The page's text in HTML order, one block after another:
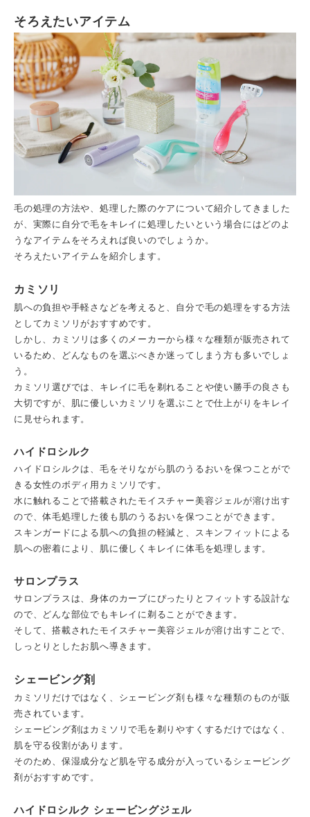
そろえたいアイテム
毛の処理の方法や、処理した際のケアについて紹介してきました
が、実際に自分で毛をキレイに処理したいという場合にはどのよ
うなアイテムをそろえれば良いのでしょうか。
そろえたいアイテムを紹介します。
カミソリ
肌への負担や手軽さなどを考えると、自分で毛の処理をする方法
としてカミソリがおすすめです。
しかし、カミソリは多くのメーカーから様々な種類が販売されて
いるため、どんなものを選ぶべきか迷ってしまう方も多いでしょ
う。
カミソリ選びでは、キレイに毛を剃れることや使い勝手の良さも
大切ですが、肌に優しいカミソリを選ぶことで仕上がりをキレイ
に見せられます。
ハイドロシルク
ハイドロシルクは、毛をそりながら肌のうるおいを保つことがで
きる女性のボディ用カミソリです。
水に触れることで搭載されたモイスチャー美容ジェルが溶け出す
ので、体毛処理した後も肌のうるおいを保つことができます。
スキンガードによる肌への負担の軽減と、スキンフィットによる
肌への密着により、肌に優しくキレイに体毛を処理します。
サロンプラス
サロンプラスは、身体のカーブにぴったりとフィットする設計な
ので、どんな部位でもキレイに剃ることができます。
そして、搭載されたモイスチャー美容ジェルが溶け出すことで、
しっとりとしたお肌へ導きます。
シェービング剤
カミソリだけではなく、シェービング剤も様々な種類のものが販
売されています。
シェービング剤はカミソリで毛を剃りやすくするだけではなく、
肌を守る役割があります。
そのため、保湿成分など肌を守る成分が入っているシェービング
剤がおすすめです。
ハイドロシルク シェービングジェル